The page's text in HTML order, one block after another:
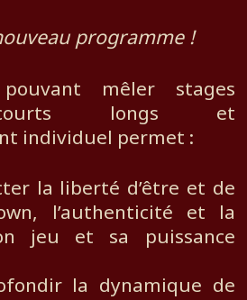
programme !
mêler stages
longs et
individuel permet :
la liberté d’être et de
l’authenticité et la
jeu et sa puissance
la dynamique de